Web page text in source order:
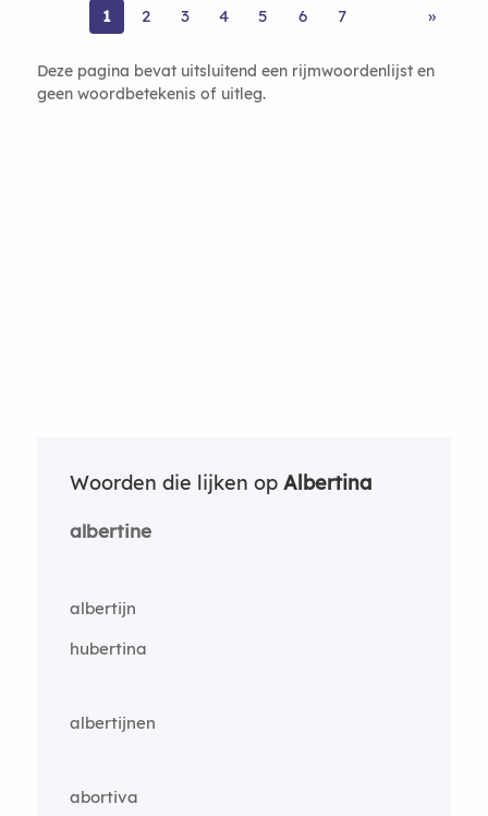
1 2 3 4 5 6 7 »
Deze pagina bevat uitsluitend een rijmwoordenlijst en
geen woordbetekenis of uitleg.
Woorden die lijken op Albertina
albertine
albertijn
hubertina
albertijnen
abortiva